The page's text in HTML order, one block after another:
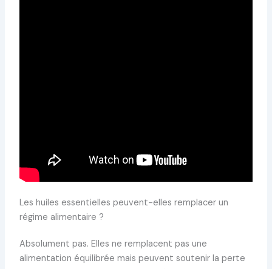
Les huiles essentielles peuvent-elles remplacer un
régime alimentaire ?
Absolument pas. Elles ne remplacent pas une
alimentation équilibrée mais peuvent soutenir la perte